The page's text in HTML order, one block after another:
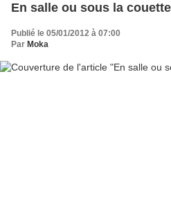
En salle ou sous la
Publié le 05/01/2012 à 07:00
Par Moka